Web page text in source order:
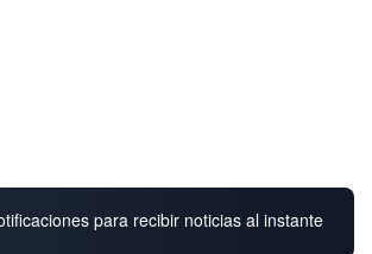
para recibir noticias al instante